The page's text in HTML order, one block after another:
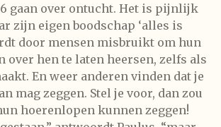
gaan over ontucht. Het is pijnlijk
zijn eigen boodschap ‘alles is
door mensen misbruikt om hun
over hen te laten heersen, zelfs als
En weer anderen vinden dat je
mag zeggen. Stel je voor, dan zou
hoerenlopen kunnen zeggen!